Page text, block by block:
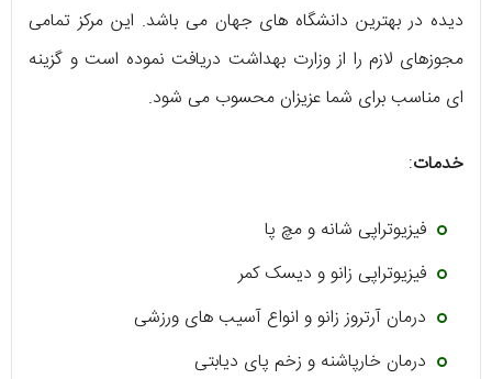
دیده در بهترین دانشگاه ‌های جهان می ‌باشد. این مرکز تمامی
مجوزهای لازم را از وزارت بهداشت دریافت نموده است و گزینه
‌ای مناسب برای شما عزیزان محسوب می ‌شود.
خدمات:
فیزیوتراپی شانه و مچ پا
فیزیوتراپی زانو و دیسک کمر
درمان آرتروز زانو و انواع آسیب‌ ‌های ورزشی
درمان خارپاشنه و زخم پای دیابتی